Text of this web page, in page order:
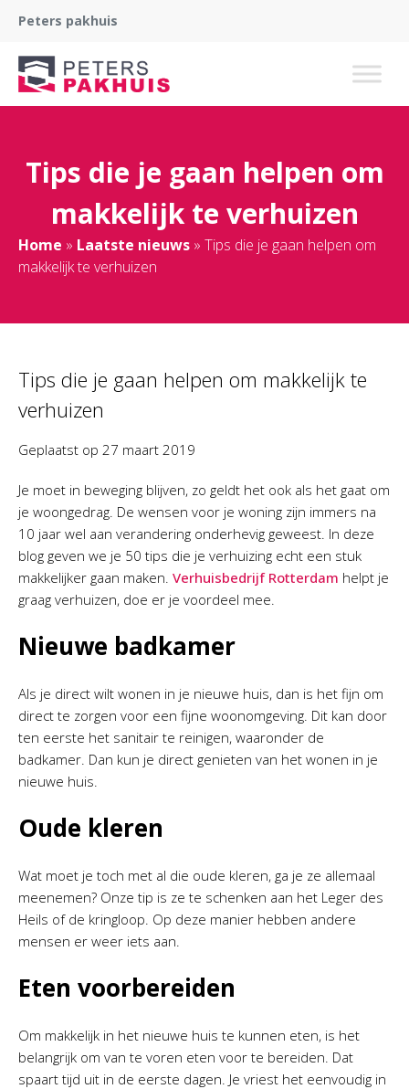
Peters pakhuis
Tips die je gaan helpen om
makkelijk te verhuizen
Home » Laatste nieuws » Tips die je gaan helpen om
makkelijk te verhuizen
Tips die je gaan helpen om makkelijk te
verhuizen
Geplaatst op 27 maart 2019
Je moet in beweging blijven, zo geldt het ook als het gaat om
je woongedrag. De wensen voor je woning zijn immers na
10 jaar wel aan verandering onderhevig geweest. In deze
blog geven we je 50 tips die je verhuizing echt een stuk
makkelijker gaan maken. Verhuisbedrijf Rotterdam helpt je
graag verhuizen, doe er je voordeel mee.
Nieuwe badkamer
Als je direct wilt wonen in je nieuwe huis, dan is het fijn om
direct te zorgen voor een fijne woonomgeving. Dit kan door
ten eerste het sanitair te reinigen, waaronder de
badkamer. Dan kun je direct genieten van het wonen in je
nieuwe huis.
Oude kleren
Wat moet je toch met al die oude kleren, ga je ze allemaal
meenemen? Onze tip is ze te schenken aan het Leger des
Heils of de kringloop. Op deze manier hebben andere
mensen er weer iets aan.
Eten voorbereiden
Om makkelijk in het nieuwe huis te kunnen eten, is het
belangrijk om van te voren eten voor te bereiden. Dat
spaart tijd uit in de eerste dagen. Je vriest het eenvoudig in